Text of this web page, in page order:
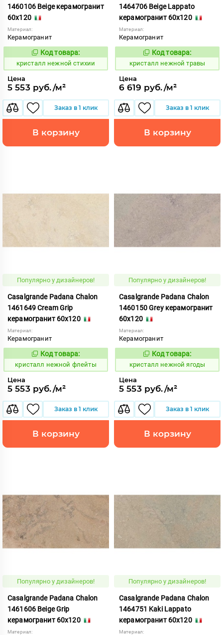
1460106 Beige керамогранит
60x120
Материал:
Керамогранит
820598
Код товара:
кристалл нежной стихии
Цена
5 553 руб./м²
Заказ в 1 клик
В корзину
1464706 Beige Lappato
керамогранит 60x120
Материал:
Керамогранит
820607
Код товара:
кристалл нежной травы
Цена
6 619 руб./м²
Заказ в 1 клик
В корзину
Популярно у дизайнеров!
Casalgrande Padana Chalon
1461649 Cream Grip
керамогранит 60x120
Материал:
Керамогранит
820616
Код товара:
кристалл нежной флейты
Цена
5 553 руб./м²
Заказ в 1 клик
В корзину
Популярно у дизайнеров!
Casalgrande Padana Chalon
1460150 Grey керамогранит
60x120
Материал:
Керамогранит
820624
Код товара:
кристалл нежной ягоды
Цена
5 553 руб./м²
Заказ в 1 клик
В корзину
Популярно у дизайнеров!
Casalgrande Padana Chalon
1461606 Beige Grip
керамогранит 60x120
Материал:
Популярно у дизайнеров!
Casalgrande Padana Chalon
1464751 Kaki Lappato
керамогранит 60x120
Материал: